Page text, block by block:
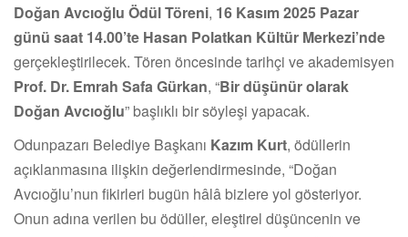
Doğan Avcıoğlu Ödül Töreni, 16 Kasım 2025 Pazar
günü saat 14.00’te Hasan Polatkan Kültür Merkezi’nde
gerçekleştirilecek. Tören öncesinde tarihçi ve akademisyen
Prof. Dr. Emrah Safa Gürkan, “Bir düşünür olarak
Doğan Avcıoğlu” başlıklı bir söyleşi yapacak.
Odunpazarı Belediye Başkanı Kazım Kurt, ödüllerin
açıklanmasına ilişkin değerlendirmesinde, “Doğan
Avcıoğlu’nun fikirleri bugün hâlâ bizlere yol gösteriyor.
Onun adına verilen bu ödüller, eleştirel düşüncenin ve